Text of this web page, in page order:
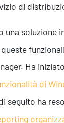
di
una soluzione
Ha iniziato
di
seguito ha